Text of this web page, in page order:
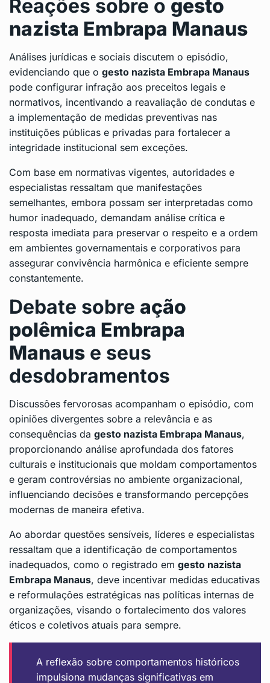
Reações sobre o gesto
nazista Embrapa Manaus
Análises jurídicas e sociais discutem o episódio,
evidenciando que o gesto nazista Embrapa Manaus
pode configurar infração aos preceitos legais e
normativos, incentivando a reavaliação de condutas e
a implementação de medidas preventivas nas
instituições públicas e privadas para fortalecer a
integridade institucional sem exceções.
Com base em normativas vigentes, autoridades e
especialistas ressaltam que manifestações
semelhantes, embora possam ser interpretadas como
humor inadequado, demandam análise crítica e
resposta imediata para preservar o respeito e a ordem
em ambientes governamentais e corporativos para
assegurar convivência harmônica e eficiente sempre
constantemente.
Debate sobre ação
polêmica Embrapa
Manaus e seus
desdobramentos
Discussões fervorosas acompanham o episódio, com
opiniões divergentes sobre a relevância e as
consequências da gesto nazista Embrapa Manaus,
proporcionando análise aprofundada dos fatores
culturais e institucionais que moldam comportamentos
e geram controvérsias no ambiente organizacional,
influenciando decisões e transformando percepções
modernas de maneira efetiva.
Ao abordar questões sensíveis, líderes e especialistas
ressaltam que a identificação de comportamentos
inadequados, como o registrado em gesto nazista
Embrapa Manaus, deve incentivar medidas educativas
e reformulações estratégicas nas políticas internas de
organizações, visando o fortalecimento dos valores
éticos e coletivos atuais para sempre.
A reflexão sobre comportamentos históricos
impulsiona mudanças significativas em